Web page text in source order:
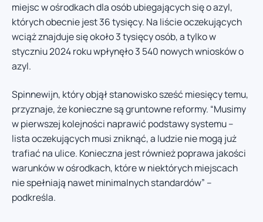
miejsc w ośrodkach dla osób ubiegających się o azyl,
których obecnie jest 36 tysięcy. Na liście oczekujących
wciąż znajduje się około 3 tysięcy osób, a tylko w
styczniu 2024 roku wpłynęło 3 540 nowych wniosków o
azyl.
Spinnewijn, który objął stanowisko sześć miesięcy temu,
przyznaje, że konieczne są gruntowne reformy. “Musimy
w pierwszej kolejności naprawić podstawy systemu –
lista oczekujących musi zniknąć, a ludzie nie mogą już
trafiać na ulice. Konieczna jest również poprawa jakości
warunków w ośrodkach, które w niektórych miejscach
nie spełniają nawet minimalnych standardów” –
podkreśla.